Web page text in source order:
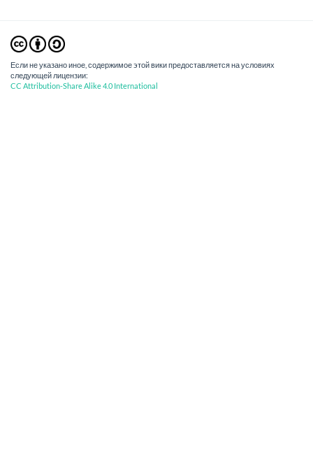
Если не указано иное, содержимое этой вики предоставляется на условиях
следующей лицензии:
CC Attribution-Share Alike 4.0 International